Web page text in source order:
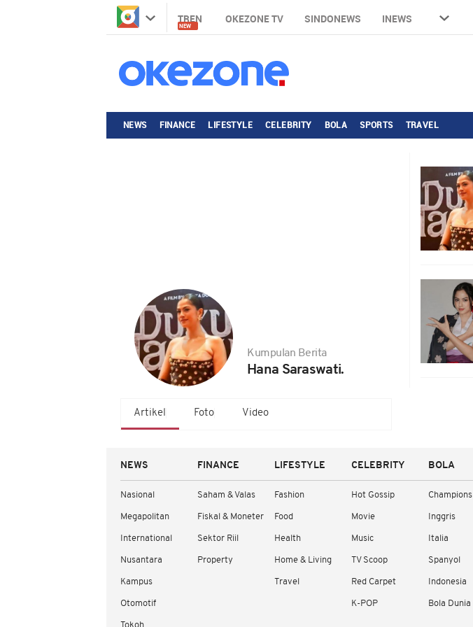
TREN
NEW
OKEZONE TV SINDONEWS INEWS
NEWS FINANCE LIFESTYLE CELEBRITY BOLA SPORTS TRAVEL
Kumpulan Berita
Hana Saraswati.
Artikel Foto Video
NEWS
Nasional
Megapolitan
International
Nusantara
Kampus
Otomotif
FINANCE
Saham & Valas
Fiskal & Moneter
Sektor Riil
Property
LIFESTYLE
Fashion
Food
Health
Home & Living
Travel
CELEBRITY
Hot Gossip
Movie
Music
TV Scoop
Red Carpet
K-POP
BOLA
Champions
Inggris
Italia
Spanyol
Indonesia
Bola Dunia